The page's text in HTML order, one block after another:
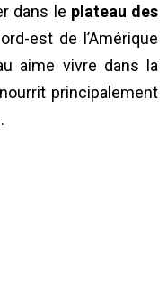
dans le plateau des
est de l’Amérique
aime vivre dans la
principalement